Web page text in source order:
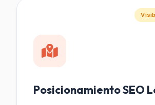
Posicionamiento SEO